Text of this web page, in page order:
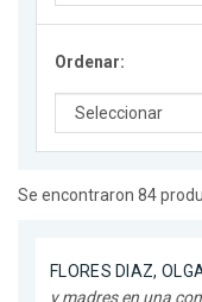
Ordenar:
Se encontraron 84
FLORES DIAZ,
y madres en una